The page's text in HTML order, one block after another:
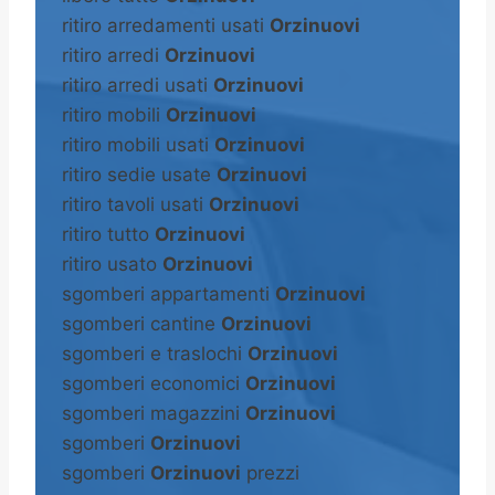
ritiro arredamenti usati Orzinuovi
ritiro arredi Orzinuovi
ritiro arredi usati Orzinuovi
ritiro mobili Orzinuovi
ritiro mobili usati Orzinuovi
ritiro sedie usate Orzinuovi
ritiro tavoli usati Orzinuovi
ritiro tutto Orzinuovi
ritiro usato Orzinuovi
sgomberi appartamenti Orzinuovi
sgomberi cantine Orzinuovi
sgomberi e traslochi Orzinuovi
sgomberi economici Orzinuovi
sgomberi magazzini Orzinuovi
sgomberi Orzinuovi
sgomberi Orzinuovi prezzi